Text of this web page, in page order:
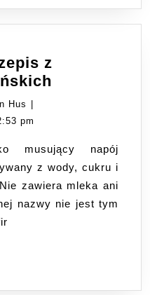
z
z
kryształków
japońskich
Hus
Kristián
Hus
|
pm
z wody, cukru i
zawiera mleka ani
nazwy nie jest tym